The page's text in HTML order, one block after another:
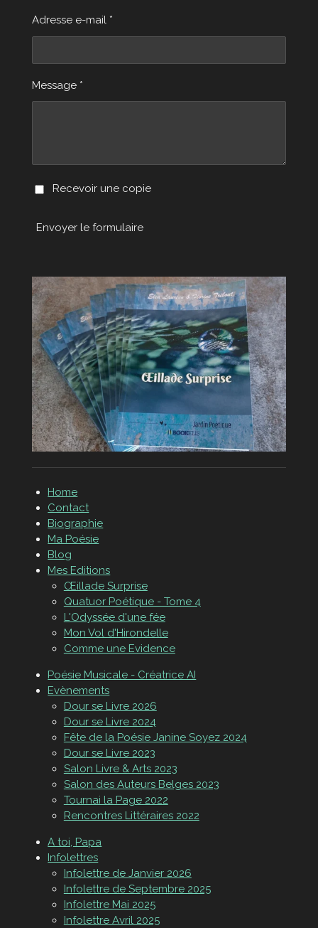
Adresse e-mail *
Message *
Recevoir une copie
Envoyer le formulaire
Home
Contact
Biographie
Ma Poésie
Blog
Mes Editions
Œillade Surprise
Quatuor Poétique - Tome 4
L'Odyssée d'une fée
Mon Vol d'Hirondelle
Comme une Evidence
Poésie Musicale - Créatrice AI
Evènements
Dour se Livre 2026
Dour se Livre 2024
Fête de la Poésie Janine Soyez 2024
Dour se Livre 2023
Salon Livre & Arts 2023
Salon des Auteurs Belges 2023
Tournai la Page 2022
Rencontres Littéraires 2022
A toi, Papa
Infolettres
Infolettre de Janvier 2026
Infolettre de Septembre 2025
Infolettre Mai 2025
Infolettre Avril 2025